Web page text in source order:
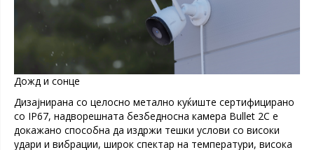
Дожд и сонце
Дизајнирана со целосно метално куќиште сертифицирано
со IP67, надворешната безбедносна камера Bullet 2C е
докажано способна да издржи тешки услови со високи
удари и вибрации, широк спектар на температури, висока